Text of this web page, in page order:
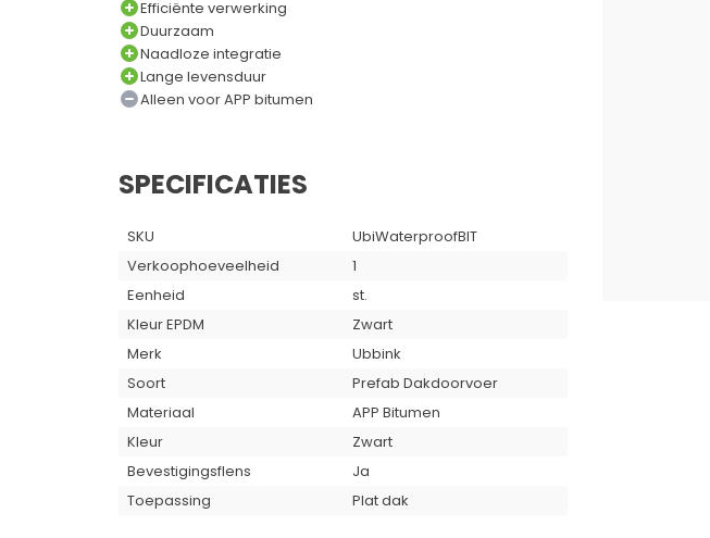
Alleen voor APP bitumen
SPECIFICATIES
Verkoophoeveelheid
Kleur EPDM
Zwart
Merk
Ubbink
Soort
Prefab Dakdoorvoer
Materiaal
APP Bitumen
Kleur
Zwart
Bevestigingsflens
Ja
Toepassing
Plat dak
PRODUCT QUESTIONS